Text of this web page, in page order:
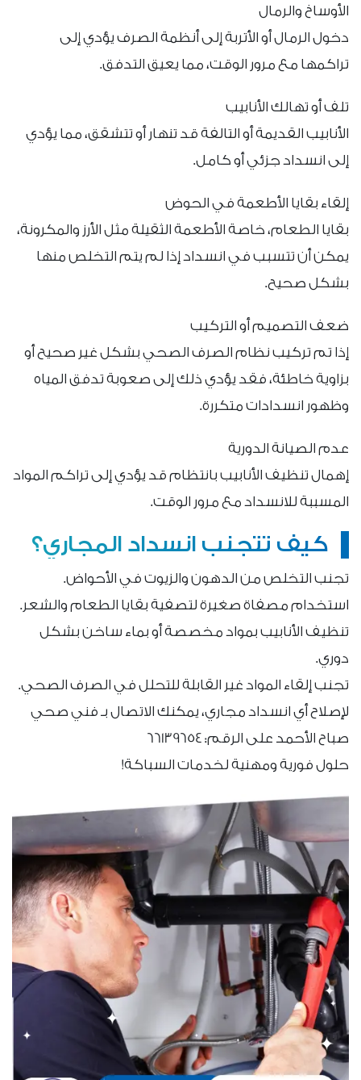
الأوساخ والرمال
دخول الرمال أو الأتربة إلى أنظمة الصرف يؤدي إلى
تراكمها مع مرور الوقت، مما يعيق التدفق.
تلف أو تهالك الأنابيب
الأنابيب القديمة أو التالفة قد تنهار أو تتشقق، مما يؤدي
إلى انسداد جزئي أو كامل.
إلقاء بقايا الأطعمة في الحوض
بقايا الطعام، خاصة الأطعمة الثقيلة مثل الأرز والمكرونة،
يمكن أن تتسبب في انسداد إذا لم يتم التخلص منها
بشكل صحيح.
ضعف التصميم أو التركيب
إذا تم تركيب نظام الصرف الصحي بشكل غير صحيح أو
بزاوية خاطئة، فقد يؤدي ذلك إلى صعوبة تدفق المياه
وظهور انسدادات متكررة.
عدم الصيانة الدورية
إهمال تنظيف الأنابيب بانتظام قد يؤدي إلى تراكم المواد
المسببة للانسداد مع مرور الوقت.
كيف تتجنب انسداد المجاري؟
تجنب التخلص من الدهون والزيوت في الأحواض.
استخدام مصفاة صغيرة لتصفية بقايا الطعام والشعر.
تنظيف الأنابيب بمواد مخصصة أو بماء ساخن بشكل
دوري.
تجنب إلقاء المواد غير القابلة للتحلل في الصرف الصحي.
لإصلاح أي انسداد مجاري، يمكنك الاتصال بـ فني صحي
صباح الأحمد على الرقم: 66139654
حلول فورية ومهنية لخدمات السباكة!